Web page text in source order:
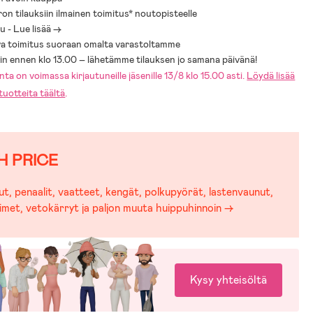
säännöt lentoyhtiöltäsi.
tiedämme, että juuri sinulle ja lapsellesi sopivien
ja -rattaiden valitseminen saattaa olla työlästä erilaisten mallien,
viidakossa. Helpottaaksemme tärkeää valintaasi olemme
avuksesi:
tilauksiin ilmainen toimitus* noutopisteelle
- Lue lisää ->
toimitus suoraan omalta varastoltamme
ennen klo 13.00 – lähetämme tilauksen jo samana päivänä!
on voimassa kirjautuneille jäsenille 13/8 klo 15.00 asti. Löydä lisää
täältä.
PRICE
penaalit, vaatteet, kengät, polkupyörät, lastenvaunut,
vetokärryt ja paljon muuta huippuhinnoin →
Kysy yhteisöltä